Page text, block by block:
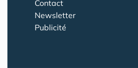
Contact
Newsletter
Publicité